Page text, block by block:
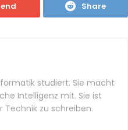
Share
studiert. Sie macht
Intelligenz mit. Sie ist
Technik zu schreiben.